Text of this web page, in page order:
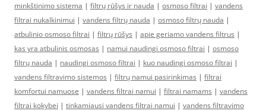
minkštinimo sistema | filtrų rūšys ir nauda | osmoso filtrai | vandens
filtrai nukalkinimui | vandens filtrų nauda | osmoso filtrų nauda |
atbulinio osmoso filtrai | filtrų rūšys | apie geriamo vandens filtrus |
kas yra atbulinis osmosas | namui naudingi osmoso filtrai | osmoso
filtrų nauda | naudingi osmoso filtrai | kuo naudingi osmoso filtrai |
vandens filtravimo sistemos | filtrų namui pasirinkimas | filtrai
komfortui namuose | vandens filtrai namui | filtrai namams | vandens
filtrai kokybei | tinkamiausi vandens filtrai namui | vandens filtravimo